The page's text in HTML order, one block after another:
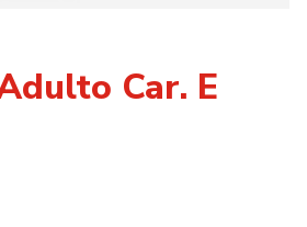
Car. E